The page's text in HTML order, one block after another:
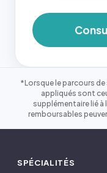
*Lorsque le parcours
appliqués sont
supplémentaire lié
remboursables
SPÉCIALITÉS